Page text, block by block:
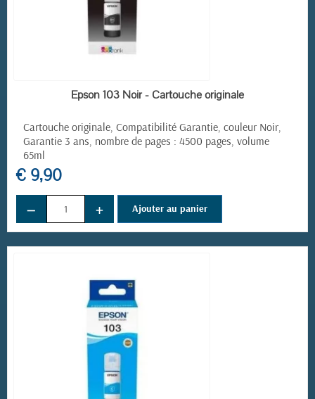
EN STOCK
Epson 103 Noir - Cartouche originale
Cartouche originale, Compatibilité Garantie, couleur Noir,
Garantie 3 ans, nombre de pages : 4500 pages, volume
65ml
€ 9,90
− + Ajouter au panier